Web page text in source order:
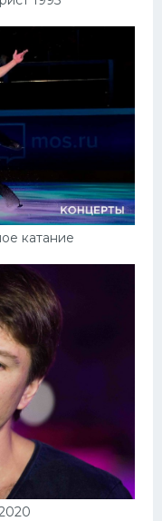
катание